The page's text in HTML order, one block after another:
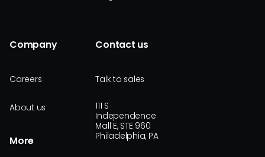
Company
Careers
About us
More
Contact us
Talk to sales
111 S
Independence
Mall E, STE 960
Philadelphia, PA